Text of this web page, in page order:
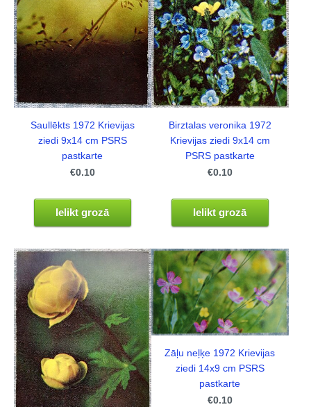
Saullēkts 1972 Krievijas
ziedi 9x14 cm PSRS
pastkarte
€0.10
Ielikt grozā
Birztalas veronika 1972
Krievijas ziedi 9x14 cm
PSRS pastkarte
€0.10
Ielikt grozā
Zāļu neļķe 1972 Krievijas
ziedi 14x9 cm PSRS
pastkarte
€0.10